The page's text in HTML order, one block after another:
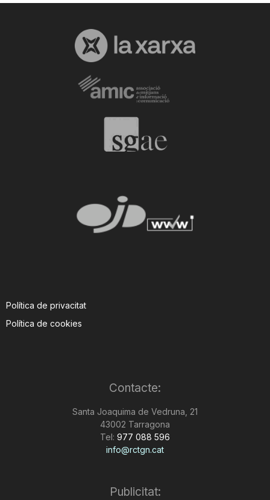
Política de privacitat
Política de cookies
Contacte:
Santa Joaquima de Vedruna, 21
43002 Tarragona
Tel: 977 088 596
info@rctgn.cat
Publicitat: